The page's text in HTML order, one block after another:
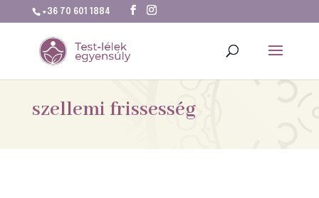
+36 70 601 1884
szellemi frissesség